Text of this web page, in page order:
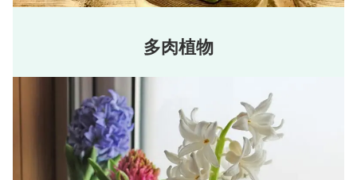
多肉植物